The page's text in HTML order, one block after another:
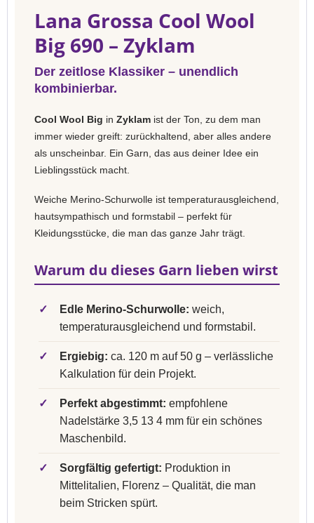
Lana Grossa Cool Wool
Big 690 – Zyklam
Der zeitlose Klassiker – unendlich
kombinierbar.
Cool Wool Big in Zyklam ist der Ton, zu dem man
immer wieder greift: zurückhaltend, aber alles andere
als unscheinbar. Ein Garn, das aus deiner Idee ein
Lieblingsstück macht.
Weiche Merino-Schurwolle ist temperaturausgleichend,
hautsympathisch und formstabil – perfekt für
Kleidungsstücke, die man das ganze Jahr trägt.
Warum du dieses Garn lieben wirst
✓ Edle Merino-Schurwolle: weich,
temperaturausgleichend und formstabil.
✓ Ergiebig: ca. 120 m auf 50 g – verlässliche
Kalkulation für dein Projekt.
✓ Perfekt abgestimmt: empfohlene
Nadelstärke 3,5 13 4 mm für ein schönes
Maschenbild.
✓ Sorgfältig gefertigt: Produktion in
Mittelitalien, Florenz – Qualität, die man
beim Stricken spürt.